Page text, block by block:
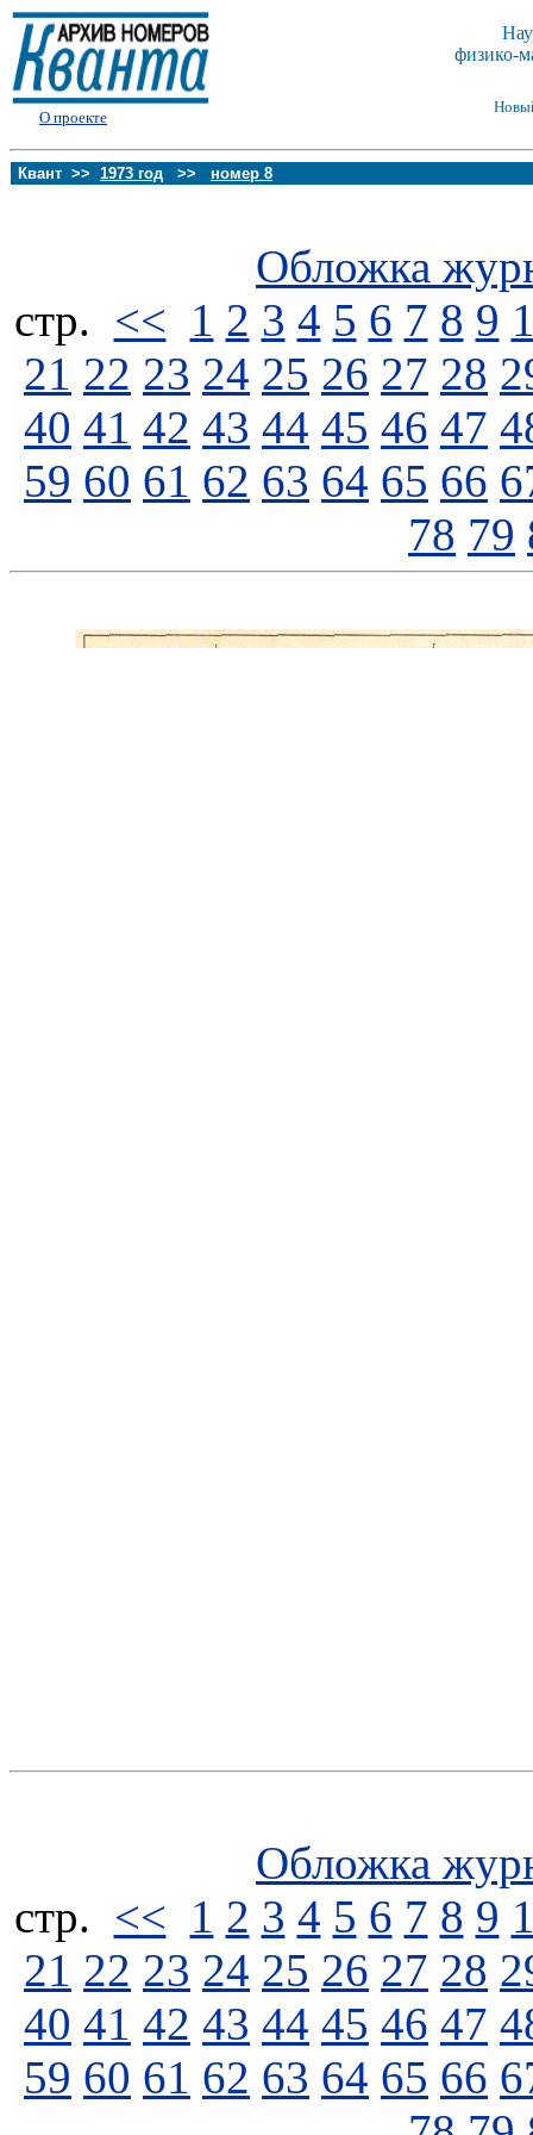
О проекте
физико-
Квант >> 1973 год >> номер 8
Обложка
стp. << 1 2 3 4 5 6 7 8 9
21 22 23 24 25 26 27 28
40 41 42 43 44 45 46 47
59 60 61 62 63 64 65 66
78 79
Обложка
стp. << 1 2 3 4 5 6 7 8 9
21 22 23 24 25 26 27 28
40 41 42 43 44 45 46 47
59 60 61 62 63 64 65 66